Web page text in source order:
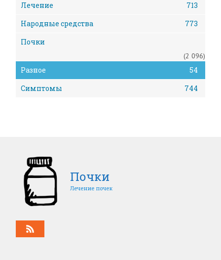
Лечение
713
Народные средства
773
Почки
(2 096)
Разное
54
Симптомы
744
Почки
Лечение почек